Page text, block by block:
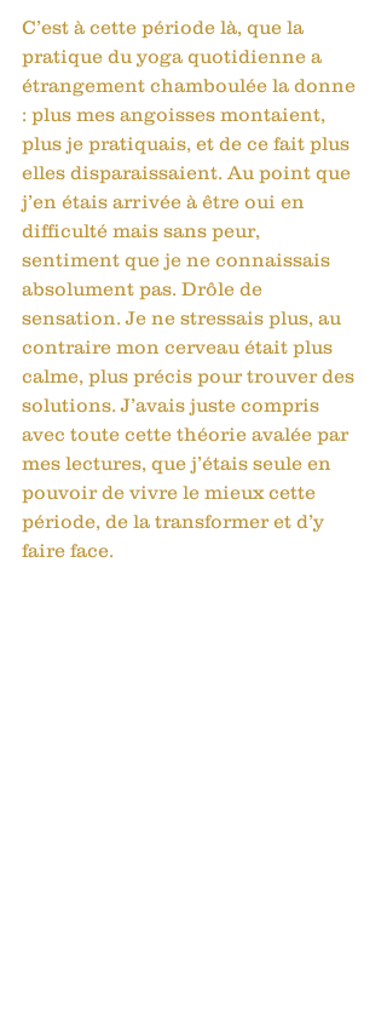
C’est à cette période là, que la
pratique du yoga quotidienne a
étrangement chamboulée la donne
: plus mes angoisses montaient,
plus je pratiquais, et de ce fait plus
elles disparaissaient. Au point que
j’en étais arrivée à être oui en
difficulté mais sans peur,
sentiment que je ne connaissais
absolument pas. Drôle de
sensation. Je ne stressais plus, au
contraire mon cerveau était plus
calme, plus précis pour trouver des
solutions. J’avais juste compris
avec toute cette théorie avalée par
mes lectures, que j’étais seule en
pouvoir de vivre le mieux cette
période, de la transformer et d’y
faire face.